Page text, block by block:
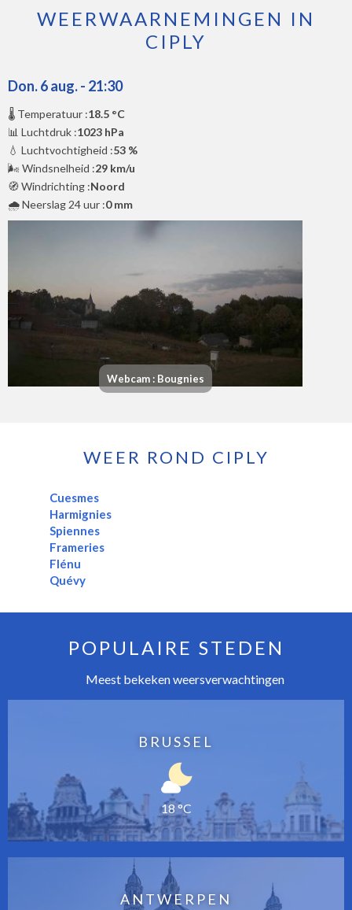
WEERWAARNEMINGEN IN
CIPLY
Don. 6 aug. - 21:30
🌡️ Temperatuur :18.5 °C
📊 Luchtdruk :1023 hPa
💧 Luchtvochtigheid :53 %
🌬️ Windsnelheid :29 km/u
🧭 Windrichting :Noord
🌧️ Neerslag 24 uur :0 mm
Webcam : Bougnies
WEER ROND CIPLY
Cuesmes
Harmignies
Spiennes
Frameries
Flénu
Quévy
POPULAIRE STEDEN
Meest bekeken weersverwachtingen
BRUSSEL
18 °C
ANTWERPEN